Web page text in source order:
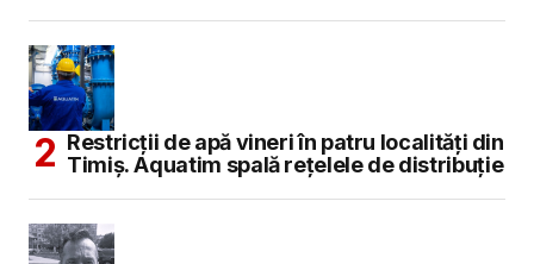
Restricții de apă vineri în patru localități din
Timiș. Aquatim spală rețelele de distribuție